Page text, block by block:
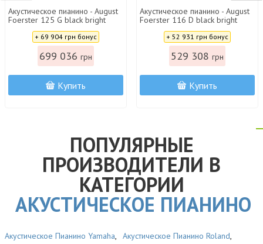
Акустическое пианино - August
Foerster 125 G black bright
polished
+ 69 904 грн бонус
699 036 грн
Купить
Акустическое пианино - August
Foerster 116 D black bright
polished
+ 52 931 грн бонус
529 308 грн
Купить
ПОПУЛЯРНЫЕ
ПРОИЗВОДИТЕЛИ В
КАТЕГОРИИ
АКУСТИЧЕСКОЕ ПИАНИНО
Акустическое Пианино Yamaha, Акустическое Пианино Roland,